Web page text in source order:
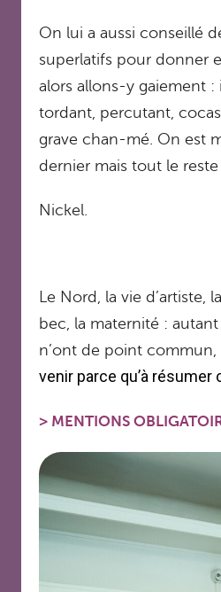
On lui a aussi conseillé
superlatifs pour donner
alors allons-y gaiement
tordant, percutant,
grave chan-mé. On est
dernier mais tout le reste
Nickel.
Le Nord, la vie d’artiste,
bec, la maternité :
n’ont de point commun,
venir parce qu’à résumer
> MENTIONS